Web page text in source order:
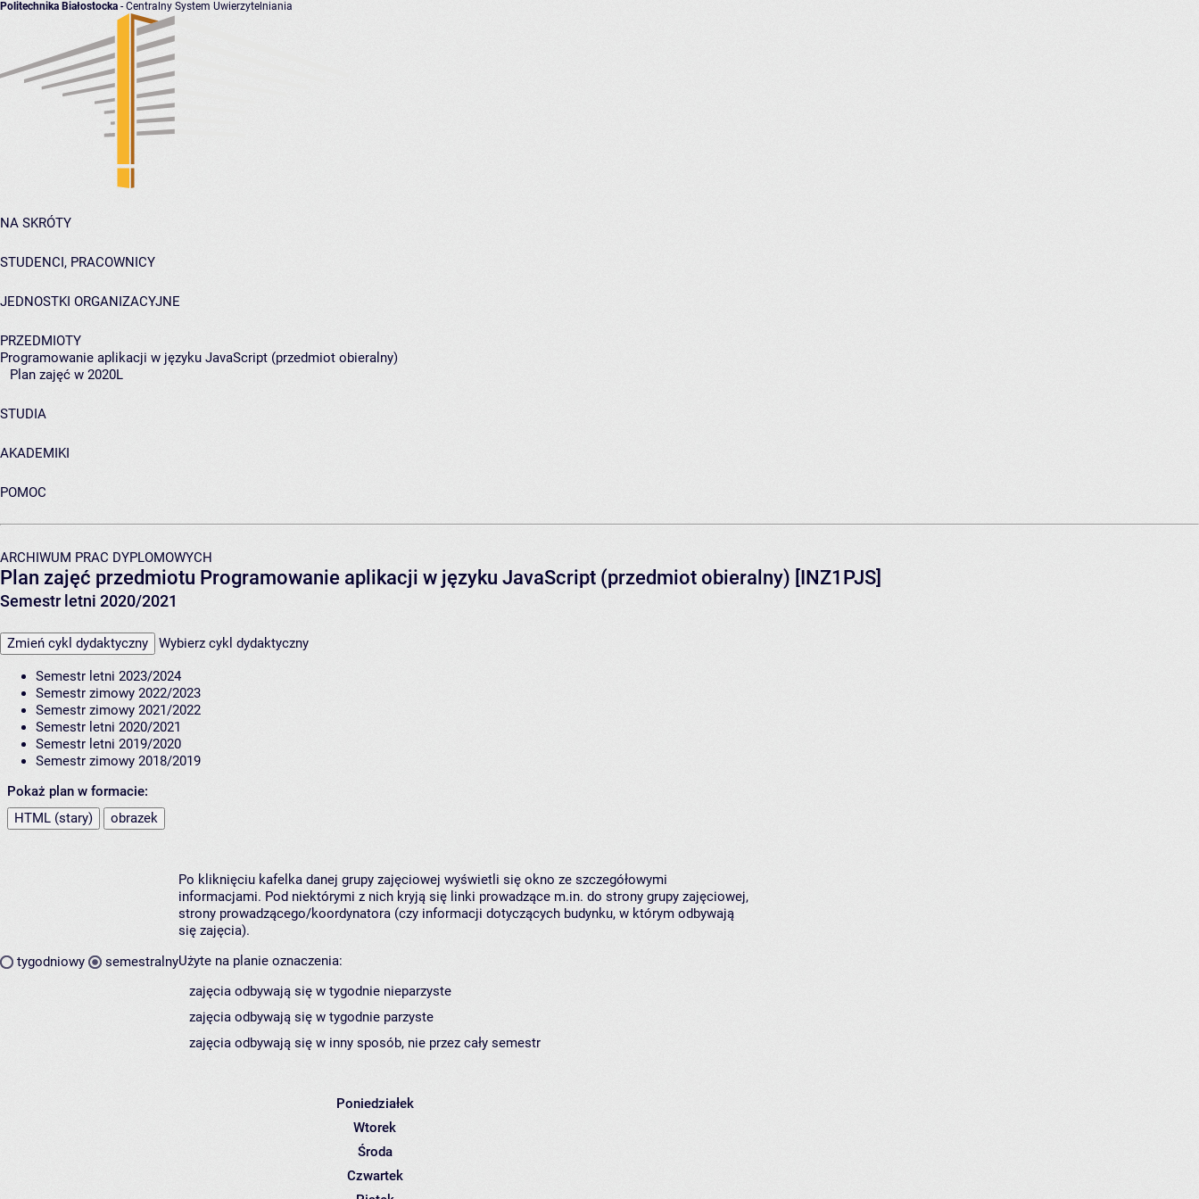
Politechnika Białostocka - Centralny System Uwierzytelniania
NA SKRÓTY
STUDENCI, PRACOWNICY
JEDNOSTKI ORGANIZACYJNE
PRZEDMIOTY
Programowanie aplikacji w języku JavaScript (przedmiot obieralny)
Plan zajęć w 2020L
STUDIA
AKADEMIKI
POMOC
ARCHIWUM PRAC DYPLOMOWYCH
Plan zajęć przedmiotu Programowanie aplikacji w języku JavaScript (przedmiot obieralny) [INZ1PJS]
Semestr letni 2020/2021
Zmień cykl dydaktyczny Wybierz cykl dydaktyczny
Semestr letni 2023/2024
Semestr zimowy 2022/2023
Semestr zimowy 2021/2022
Semestr letni 2020/2021
Semestr letni 2019/2020
Semestr zimowy 2018/2019
Pokaż plan w formacie:
HTML (stary)
obrazek
tygodniowy semestralny
Po kliknięciu kafelka danej grupy zajęciowej wyświetli się okno ze szczegółowymi
informacjami. Pod niektórymi z nich kryją się linki prowadzące m.in. do strony grupy zajęciowej,
strony prowadzącego/koordynatora (czy informacji dotyczących budynku, w którym odbywają
się zajęcia).
Użyte na planie oznaczenia:
zajęcia odbywają się w tygodnie nieparzyste
zajęcia odbywają się w tygodnie parzyste
zajęcia odbywają się w inny sposób, nie przez cały semestr
Poniedziałek
Wtorek
Środa
Czwartek